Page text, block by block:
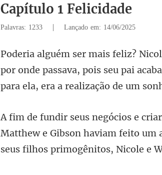
Capítulo 1 Felicidade
Palavras: 1233 | Lançado em: 14/06/2025
por onde passava, pois seu pai
Matthew e Gibson haviam feito um